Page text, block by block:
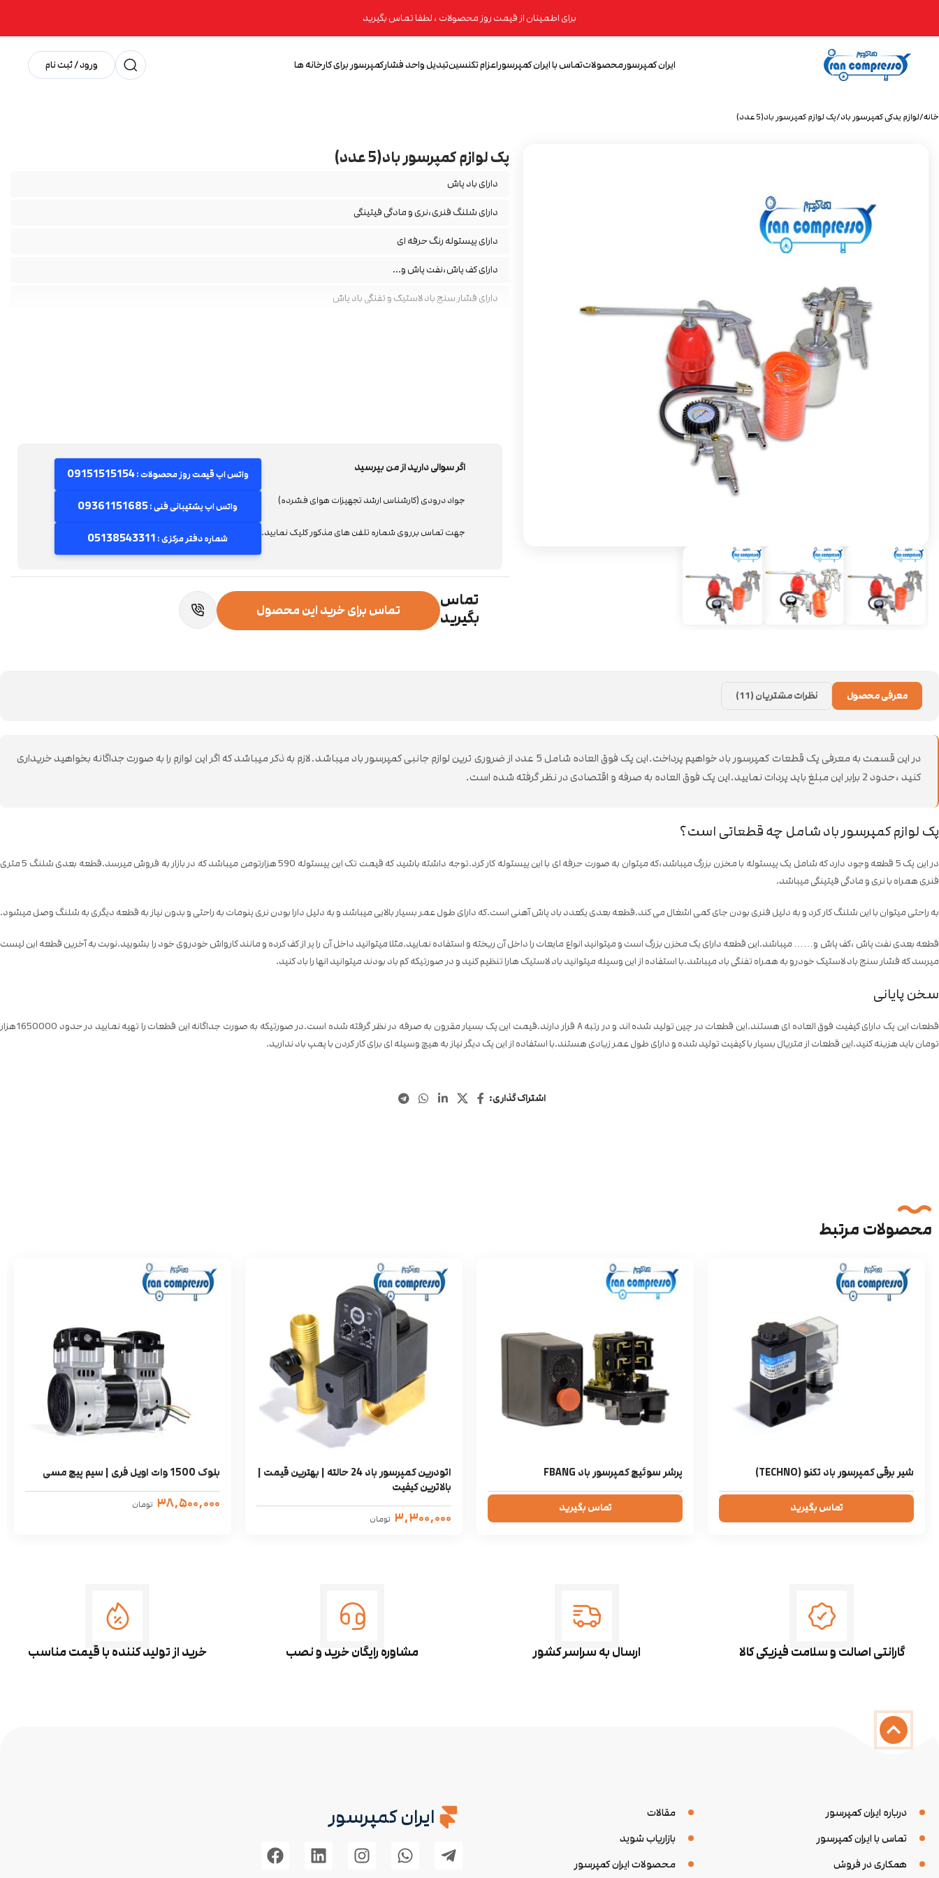
برای اطمینان از قیمت روز محصولات ، لطفا تماس بگیرید
ایران کمپرسورمحصولاتتماس با ایران کمپرسوراعزام تکنسینتبدیل واحد فشارکمپرسور برای کارخانه ها ورود / ثبت نام
خانه لوازم یدکی کمپرسور باد پک لوازم کمپرسور باد(5 عدد)
پک لوازم کمپرسور باد(5 عدد)
دارای باد پاش
دارای شلنگ فنری،نری و مادگی فیتینگی
دارای پیستوله رنگ حرفه ای
دارای کف پاش،نفت پاش و...
دارای فشار سنج باد لاستیک و تفنگی باد پاش
اگر سوالی دارید از من بپرسید
جواد درودی (کارشناس ارشد تجهیزات هوای فشرده)
جهت تماس برروی شماره تلفن های مذکور کلیک نمایید.
واتس اپ قیمت روز محصولات :09151515154
واتس اپ پشتیبانی فنی :09361151685
شماره دفتر مرکزی : 05138543311
تماس
بگیرید
تماس برای خرید این محصول
معرفی محصول نظرات مشتریان (11)
در این قسمت به معرفی پک قطعات کمپرسور باد خواهیم پرداخت.این پک فوق العاده شامل 5 عدد از ضروری ترین لوازم جانبی کمپرسور باد میباشد.لازم به ذکر میباشد که اگر این لوازم را به صورت جداگانه بخواهید خریداری
کنید ،حدود 2 برابر این مبلغ باید پردات نمایید.این پک فوق العاده به صرفه و اقتصادی در نظر گرفته شده است.
پک لوازم کمپرسور باد شامل چه قطعاتی است؟
در این پک 5 قطعه وجود دارد که شامل یک پیستوله با مخزن بزرگ میباشد،که میتوان به صورت حرفه ای با این پیستوله کار کرد.توجه داشته باشید که قیمت تک این پیستوله 590 هزارتومن میباشد که در بازار به فروش میرسد.قطعه بعدی شلنگ 5 متری
فنری همراه با نری و مادگی فیتینگی میباشد.
به راحتی میتوان با این شلنگ کار کرد و به دلیل فنری بودن جای کمی اشغال می کند.قطعه بعدی یکعدد باد پاش آهنی است.که دارای طول عمر بسیار بالایی میباشد و به دلیل دارا بودن نری پنومات به راحتی و بدون نیاز به قطعه دیگری به شلنگ وصل میشود.
قطعه بعدی نفت پاش ،کف پاش و…… میباشد.این قطعه دارای یک مخزن بزرگ است و میتوانید انواع مایعات را داخل آن ریخته و استفاده نمایید.مثلا میتوانید داخل آن را پر از کف کرده و مانند کارواش خودروی خود را بشویید.نوبت به آخرین قطعه این لیست
میرسد که فشار سنج باد لاستیک خودرو به همراه تفنگی باد میباشد.با استفاده از این وسیله میتوانید باد لاستیک هارا تنظیم کنید و در صورتیکه کم باد بودند میتوانید انها را باد کنید.
سخن پایانی
قطعات این پک دارای کیفیت فوق العاده ای هستند.این قطعات در چین تولید شده اند و در رتبه A قرار دارند.قیمت این پک بسیار مقرون به صرفه در نظر گرفته شده است.در صورتیکه به صورت جداگانه این قطعات را تهیه نمایید در حدود 1650000هزار
تومان باید هزینه کنید.این قطعات از متریال بسیار با کیفیت تولید شده و دارای طول عمر زیادی هستند.با استفاده از این پک دیگر نیاز به هیچ وسیله ای برای کار کردن با پمپ باد ندارید.
اشتراک گذاری:
محصولات مرتبط
شیر برقی کمپرسور باد تکنو (TECHNO)
تماس بگیرید
پرشر سوئیچ کمپرسور باد FBANG
تماس بگیرید
اتودرین کمپرسور باد 24 حالته | بهترین قیمت |
بالاترین کیفیت
۳,۳۰۰,۰۰۰ تومان
بلوک 1500 وات اویل فری | سیم پیچ مسی
۳۸,۵۰۰,۰۰۰ تومان
گارانتی اصالت و سلامت فیزیکی کالا ارسال به سراسر کشور مشاوره رایگان خرید و نصب خرید از تولید کننده با قیمت مناسب
درباره ایران کمپرسور
تماس با ایران کمپرسور
همکاری در فروش
مقالات
بازاریاب شوید
محصولات ایران کمپرسور
ایران کمپرسور